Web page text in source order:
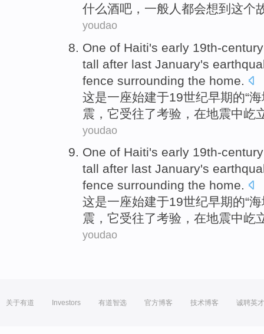
什么酒吧 ，一般 人 都会想到这个
youdao
One of Haiti's early 19th-century
tall after last January's
fence surrounding the home.
这是一座始建于19世纪早期的“海
震 ，它受往了考验， 在地震中屹
youdao
One of Haiti's early 19th-century
tall after last January's
fence surrounding the home.
这是一座始建于19世纪早期的“海
震 ，它受往了考验， 在地震中屹
youdao
关于有道 Investors 有道智选 官方博客 技术博客 诚聘英才